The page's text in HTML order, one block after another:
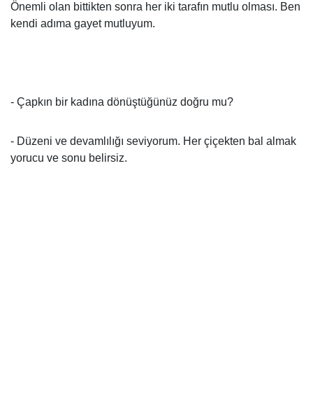
Önemli olan bittikten sonra her iki tarafın mutlu olması. Ben
kendi adıma gayet mutluyum.
- Çapkın bir kadına dönüştüğünüz doğru mu?
- Düzeni ve devamlılığı seviyorum. Her çiçekten bal almak
yorucu ve sonu belirsiz.